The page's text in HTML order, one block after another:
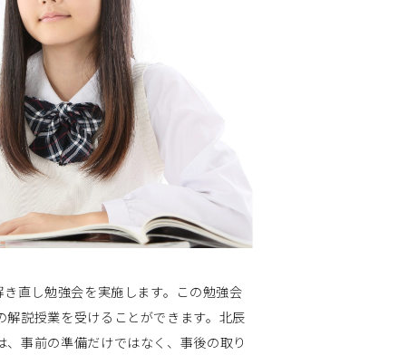
直し勉強会を実施します。この勉強会
説授業を受けることができます。北辰
事前の準備だけではなく、事後の取り